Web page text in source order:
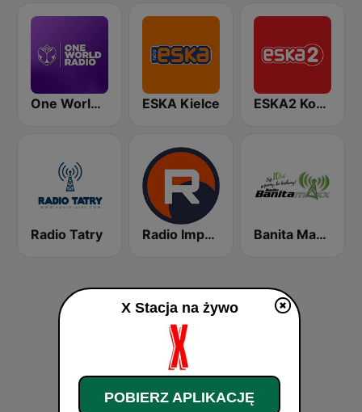
One World Radio ESKA Kielce ESKA2 Konin
Radio Tatry Radio Imperium Banita Maxx Radio
X Stacja na żywo
POBIERZ APLIKACJĘ